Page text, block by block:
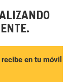
en tu móvil